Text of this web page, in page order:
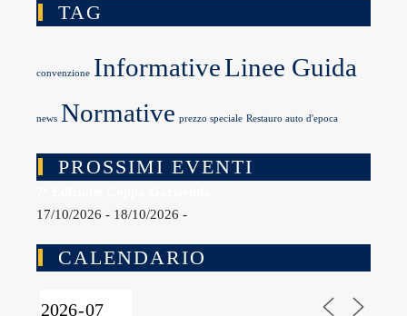
TAG
convenzione InformativeLinee Guida
news Normative prezzo speciale Restauro auto d'epoca
PROSSIMI EVENTI
17/10/2026 - 18/10/2026 -
CALENDARIO